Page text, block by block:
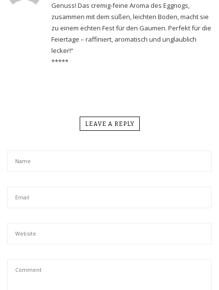
Genuss! Das cremig-feine Aroma des Eggnogs,
zusammen mit dem süßen, leichten Boden, macht sie
zu einem echten Fest für den Gaumen. Perfekt für die
Feiertage – raffiniert, aromatisch und unglaublich
lecker!“
*****
LEAVE A REPLY